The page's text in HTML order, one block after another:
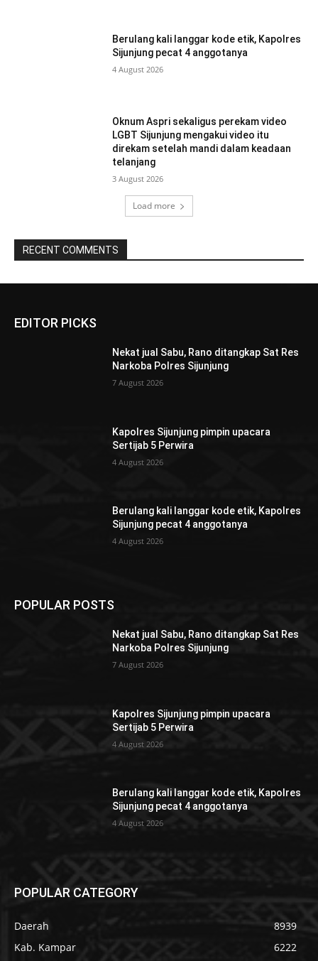
Berulang kali langgar kode etik, Kapolres
Sijunjung pecat 4 anggotanya
4 August 2026
Oknum Aspri sekaligus perekam video
LGBT Sijunjung mengakui video itu
direkam setelah mandi dalam keadaan
telanjang
3 August 2026
Load more
RECENT COMMENTS
EDITOR PICKS
Nekat jual Sabu, Rano ditangkap Sat Res
Narkoba Polres Sijunjung
7 August 2026
Kapolres Sijunjung pimpin upacara
Sertijab 5 Perwira
4 August 2026
Berulang kali langgar kode etik, Kapolres
Sijunjung pecat 4 anggotanya
4 August 2026
POPULAR POSTS
Nekat jual Sabu, Rano ditangkap Sat Res
Narkoba Polres Sijunjung
7 August 2026
Kapolres Sijunjung pimpin upacara
Sertijab 5 Perwira
4 August 2026
Berulang kali langgar kode etik, Kapolres
Sijunjung pecat 4 anggotanya
4 August 2026
POPULAR CATEGORY
Daerah
8939
Kab. Kampar
6222